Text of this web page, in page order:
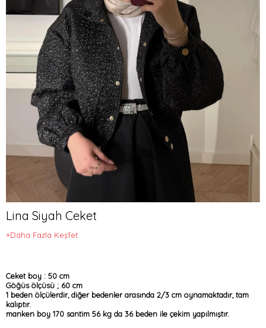
Lina Siyah Ceket
+Daha Fazla Keşfet
Ceket boy : 50 cm
Göğüs ölçüsü ; 60 cm
1 beden ölçülerdir, diğer bedenler arasında 2/3 cm oynamaktadır, tam
kalıptır.
manken boy 170 santim 56 kg da 36 beden ile çekim yapılmıştır.